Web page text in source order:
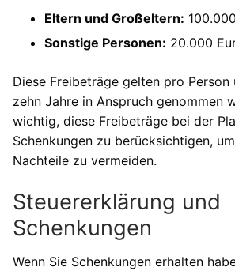
Eltern und Großeltern:
Sonstige Personen: 20.000
Diese Freibeträge gelten pro Person
zehn Jahre in Anspruch genommen
wichtig, diese Freibeträge bei der
Schenkungen zu berücksichtigen,
Nachteile zu vermeiden.
Steuererklärung und
Schenkungen
Wenn Sie Schenkungen erhalten